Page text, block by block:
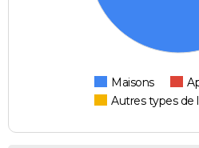
Maisons
Autres types